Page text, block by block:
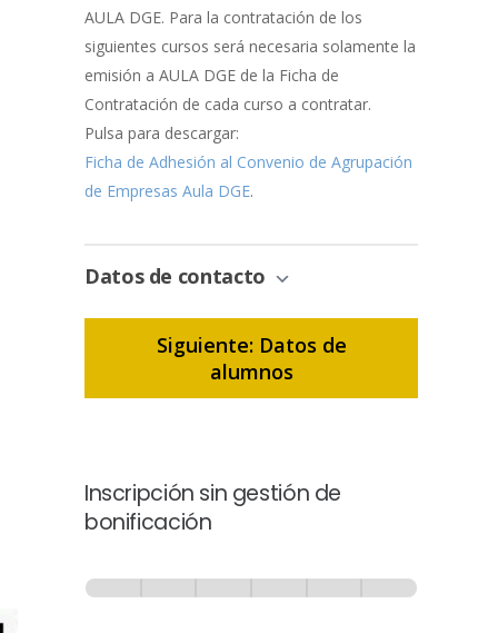
AULA DGE. Para la contratación de los
siguientes cursos será necesaria solamente la
emisión a AULA DGE de la Ficha de
Contratación de cada curso a contratar.
Pulsa para descargar:
Ficha de Adhesión al Convenio de Agrupación
de Empresas Aula DGE.
Datos de contacto
Siguiente: Datos de
alumnos
Inscripción sin gestión de
bonificación
-